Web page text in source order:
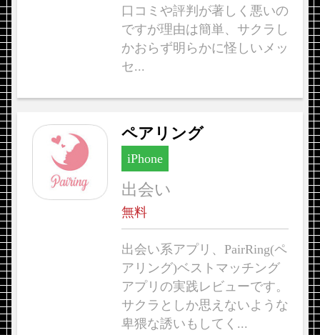
口コミや評判が著しく悪いの
ですが理由は簡単、サクラし
かおらず明らかに怪しいメッ
セ...
ペアリング
iPhone
出会い
無料
出会い系アプリ、PairRing(ペ
アリング)ベストマッチング
アプリの実践レビューです。
サクラとしか思えないような
卑猥な誘いもしてく...